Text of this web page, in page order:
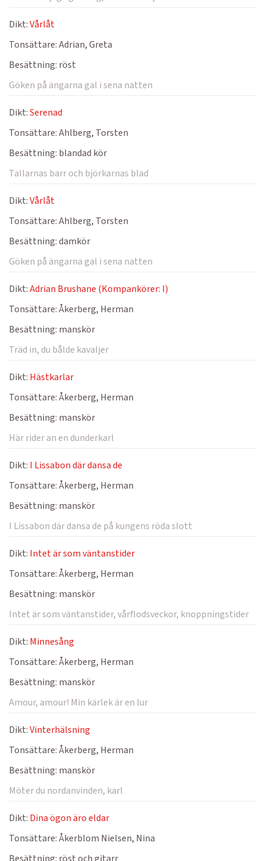
Dikt:Vårlåt
Tonsättare:Adrian, Greta
Besättning: röst
Göken på ängarna gal i sena natten
Dikt:Serenad
Tonsättare:Ahlberg, Torsten
Besättning: blandad kör
Tallarnas barr och björkarnas blad
Dikt:Vårlåt
Tonsättare:Ahlberg, Torsten
Besättning:damkör
Göken på ängarna gal i sena natten
Dikt:Adrian Brushane (Kompankörer: I)
Tonsättare:Åkerberg, Herman
Besättning: manskör
Träd in, du bålde kavaljer
Dikt: Hästkarlar
Tonsättare:Åkerberg, Herman
Besättning: manskör
Här rider an en dunderkarl
Dikt: I Lissabon där dansa de
Tonsättare:Åkerberg, Herman
Besättning: manskör
I Lissabon där dansa de på kungens röda slott
Dikt: Intet är som väntanstider
Tonsättare:Åkerberg, Herman
Besättning: manskör
Intet är som väntanstider, vårflodsveckor, knoppningstider
Dikt: Minnesång
Tonsättare:Åkerberg, Herman
Besättning: manskör
Amour, amour! Min kärlek är en lur
Dikt:Vinterhälsning
Tonsättare:Åkerberg, Herman
Besättning: manskör
Möter du nordanvinden, karl
Dikt: Dina ögon äro eldar
Tonsättare:Åkerblom Nielsen, Nina